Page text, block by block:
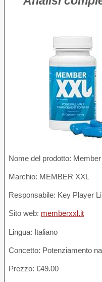
Nome del prodotto:
Marchio: MEMBER XXL
Responsabile: Key Player
Sito web: memberxxl.it
Lingua: Italiano
Concetto: Potenziamento
Prezzo: €49.00